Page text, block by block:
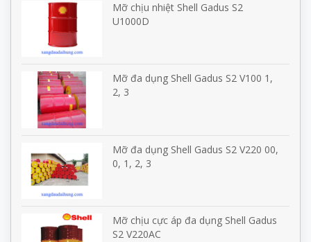
Mỡ chịu nhiệt Shell Gadus S2
U1000D
Mỡ đa dụng Shell Gadus S2 V100 1,
2, 3
Mỡ đa dụng Shell Gadus S2 V220 00,
0, 1, 2, 3
Mỡ chịu cực áp đa dụng Shell Gadus
S2 V220AC